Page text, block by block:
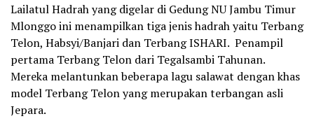
Lailatul Hadrah yang digelar di Gedung NU Jambu Timur
Mlonggo ini menampilkan tiga jenis hadrah yaitu Terbang
Telon, Habsyi/Banjari dan Terbang ISHARI. Penampil
pertama Terbang Telon dari Tegalsambi Tahunan.
Mereka melantunkan beberapa lagu salawat dengan khas
model Terbang Telon yang merupakan terbangan asli
Jepara.